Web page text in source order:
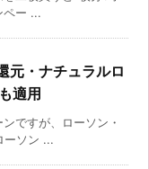
ー ...
元・ナチュラルロ
適用
ですが、ローソン・
ーソン ...